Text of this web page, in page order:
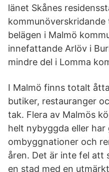
länet Skånes
belägen i Malmö
innefattande Arlöv i
mindre del i Lomma
I Malmö finns totalt
butiker, restauranger
tak. Flera av Malmös
helt nybyggda eller
ombyggnationer och
åren. Det är inte fel att
en stad med en